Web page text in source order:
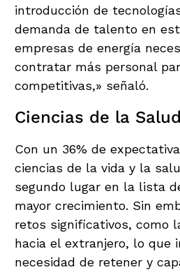
introducción de
demanda de talento en
empresas de energía
contratar más personal
competitivas,» señaló.
Ciencias de la Salud
Con un 36% de
ciencias de la vida y la
segundo lugar en la lista
mayor crecimiento. Sin
retos significativos, como
hacia el extranjero, lo que
necesidad de retener y